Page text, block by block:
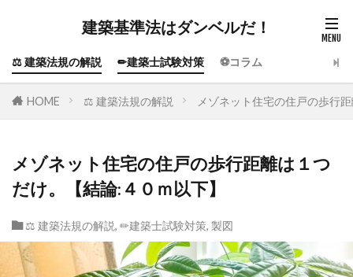
建築基準法はダンベルだ！
⚖️ 建築法規の解説 ✏建築士試験対策 ⚽コラム
HOME ⚖️ 建築法規の解説 メゾネット住宅の住戸の歩行
メゾネット住宅の住戸の歩行距離は１つ
だけ。【結論:４０ｍ以下】
⚖️ 建築法規の解説, ✏建築士試験対策, 製図